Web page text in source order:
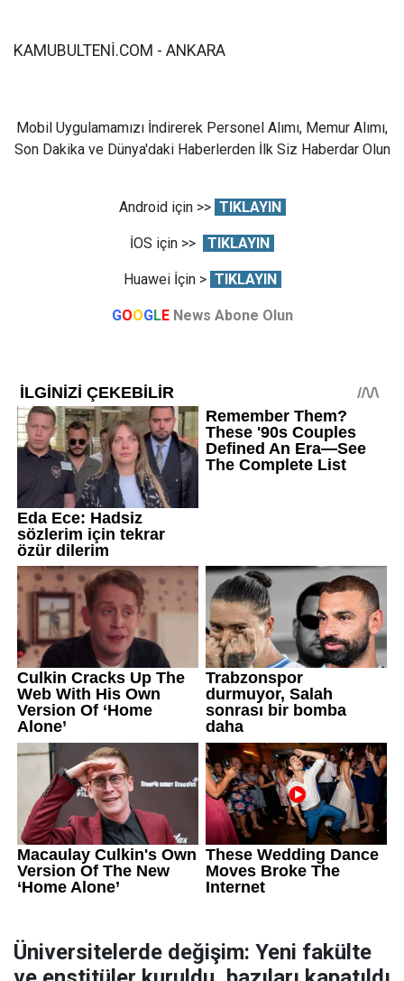
KAMUBULTENİ.COM - ANKARA
Mobil Uygulamamızı İndirerek Personel Alımı, Memur Alımı,
Son Dakika ve Dünya'daki Haberlerden İlk Siz Haberdar Olun
Android için >> TIKLAYIN
İOS için >> TIKLAYIN
Huawei İçin > TIKLAYIN
GOOGLE News Abone Olun
Üniversitelerde değişim: Yeni fakülte